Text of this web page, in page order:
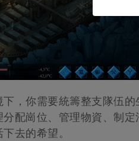
，你需要統籌整支隊伍
配崗位、管理物資、制
去的希望。